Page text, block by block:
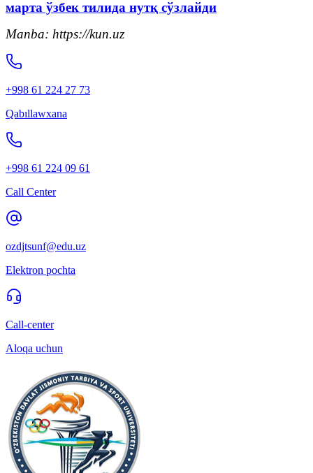
марта ўзбек тилида нутқ сўзлайди
Manba: https://kun.uz
+998 61 224 27 73
Qabıllawxana
+998 61 224 09 61
Call Center
ozdjtsunf@edu.uz
Elektron pochta
Call-center
Aloqa uchun